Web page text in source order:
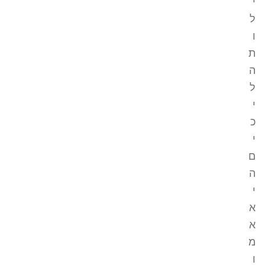
ל
ו
ת
ה
ל
י
כ
י
ם
ה
י
א
א
מ
ו